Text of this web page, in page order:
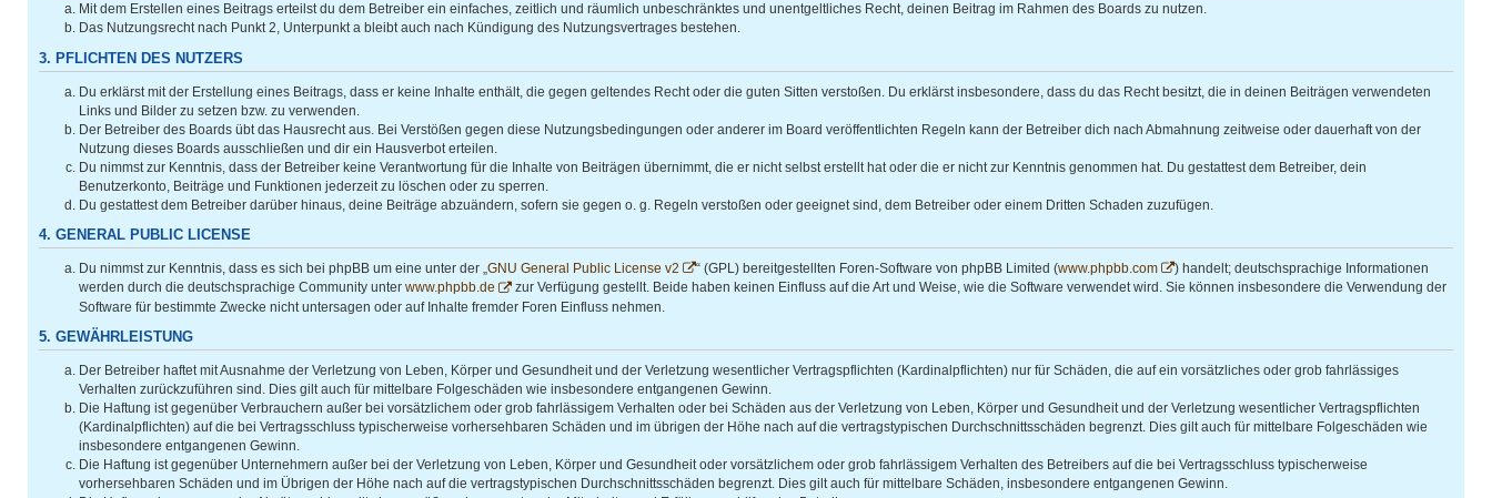
Mit dem Erstellen eines Beitrags erteilst du dem Betreiber ein einfaches, zeitlich und räumlich unbeschränktes und unentgeltliches Recht, deinen Beitrag im Rahmen des Boards zu nutzen.
Das Nutzungsrecht nach Punkt 2, Unterpunkt a bleibt auch nach Kündigung des Nutzungsvertrages bestehen.
3. PFLICHTEN DES NUTZERS
Du erklärst mit der Erstellung eines Beitrags, dass er keine Inhalte enthält, die gegen geltendes Recht oder die guten Sitten verstoßen. Du erklärst insbesondere, dass du das Recht besitzt, die in deinen Beiträgen verwendeten
Links und Bilder zu setzen bzw. zu verwenden.
Der Betreiber des Boards übt das Hausrecht aus. Bei Verstößen gegen diese Nutzungsbedingungen oder anderer im Board veröffentlichten Regeln kann der Betreiber dich nach Abmahnung zeitweise oder dauerhaft von der
Nutzung dieses Boards ausschließen und dir ein Hausverbot erteilen.
Du nimmst zur Kenntnis, dass der Betreiber keine Verantwortung für die Inhalte von Beiträgen übernimmt, die er nicht selbst erstellt hat oder die er nicht zur Kenntnis genommen hat. Du gestattest dem Betreiber, dein
Benutzerkonto, Beiträge und Funktionen jederzeit zu löschen oder zu sperren.
Du gestattest dem Betreiber darüber hinaus, deine Beiträge abzuändern, sofern sie gegen o. g. Regeln verstoßen oder geeignet sind, dem Betreiber oder einem Dritten Schaden zuzufügen.
4. GENERAL PUBLIC LICENSE
Du nimmst zur Kenntnis, dass es sich bei phpBB um eine unter der „GNU General Public License v2 “ (GPL) bereitgestellten Foren-Software von phpBB Limited (www.phpbb.com
) handelt; deutschsprachige Informationen
werden durch die deutschsprachige Community unter www.phpbb.de
zur Verfügung gestellt. Beide haben keinen Einfluss auf die Art und Weise, wie die Software verwendet wird. Sie können insbesondere die Verwendung der
Software für bestimmte Zwecke nicht untersagen oder auf Inhalte fremder Foren Einfluss nehmen.
5. GEWÄHRLEISTUNG
Der Betreiber haftet mit Ausnahme der Verletzung von Leben, Körper und Gesundheit und der Verletzung wesentlicher Vertragspflichten (Kardinalpflichten) nur für Schäden, die auf ein vorsätzliches oder grob fahrlässiges
Verhalten zurückzuführen sind. Dies gilt auch für mittelbare Folgeschäden wie insbesondere entgangenen Gewinn.
Die Haftung ist gegenüber Verbrauchern außer bei vorsätzlichem oder grob fahrlässigem Verhalten oder bei Schäden aus der Verletzung von Leben, Körper und Gesundheit und der Verletzung wesentlicher Vertragspflichten
(Kardinalpflichten) auf die bei Vertragsschluss typischerweise vorhersehbaren Schäden und im übrigen der Höhe nach auf die vertragstypischen Durchschnittsschäden begrenzt. Dies gilt auch für mittelbare Folgeschäden wie
insbesondere entgangenen Gewinn.
Die Haftung ist gegenüber Unternehmern außer bei der Verletzung von Leben, Körper und Gesundheit oder vorsätzlichem oder grob fahrlässigem Verhalten des Betreibers auf die bei Vertragsschluss typischerweise
vorhersehbaren Schäden und im Übrigen der Höhe nach auf die vertragstypischen Durchschnittsschäden begrenzt. Dies gilt auch für mittelbare Schäden, insbesondere entgangenen Gewinn.